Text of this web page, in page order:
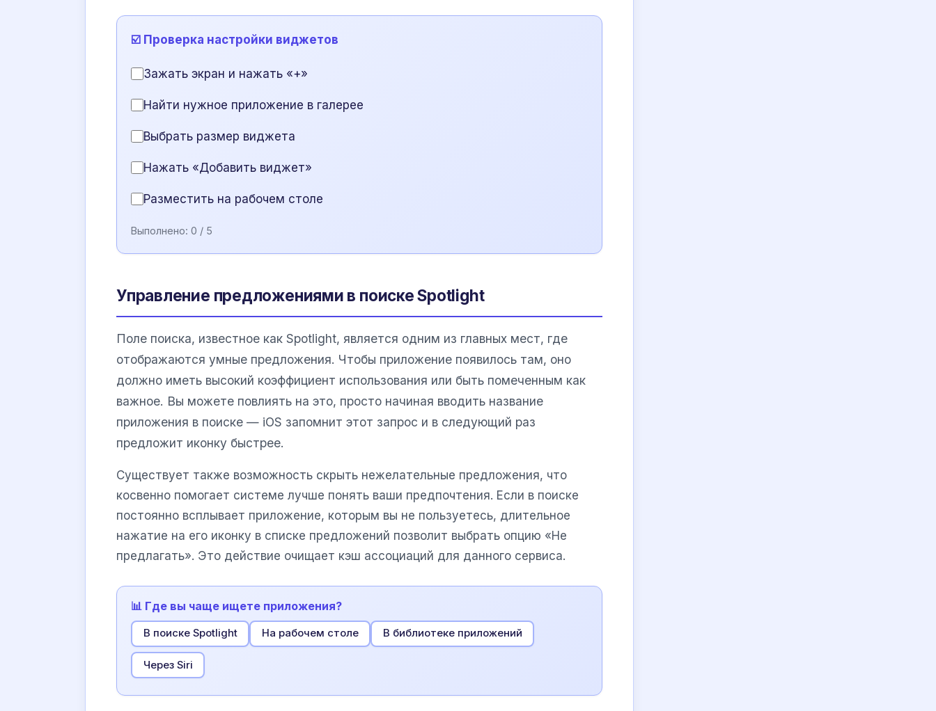
☑️ Проверка настройки виджетов
Зажать экран и нажать «+»
Найти нужное приложение в галерее
Выбрать размер виджета
Нажать «Добавить виджет»
Разместить на рабочем столе
Выполнено: 0 / 5
Управление предложениями в поиске Spotlight
Поле поиска, известное как Spotlight, является одним из главных мест, где
отображаются умные предложения. Чтобы приложение появилось там, оно
должно иметь высокий коэффициент использования или быть помеченным как
важное. Вы можете повлиять на это, просто начиная вводить название
приложения в поиске — iOS запомнит этот запрос и в следующий раз
предложит иконку быстрее.
Существует также возможность скрыть нежелательные предложения, что
косвенно помогает системе лучше понять ваши предпочтения. Если в поиске
постоянно всплывает приложение, которым вы не пользуетесь, длительное
нажатие на его иконку в списке предложений позволит выбрать опцию «Не
предлагать». Это действие очищает кэш ассоциаций для данного сервиса.
📊 Где вы чаще ищете приложения?
В поиске Spotlight На рабочем столе В библиотеке приложений
Через Siri